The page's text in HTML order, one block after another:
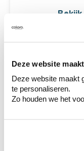
Deze website
Deze website maakt
te personaliseren.
Zo houden we het
Ontdek er
te verfijnen.
Krijg
combineren.